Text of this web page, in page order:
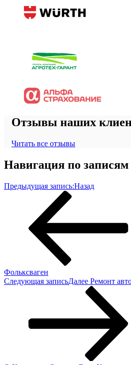
Отзывы наших
Читать все отзывы
Навигация по записям
Предыдущая запись:Назад
Фольксваген
Следующая записьДалее Ремонт